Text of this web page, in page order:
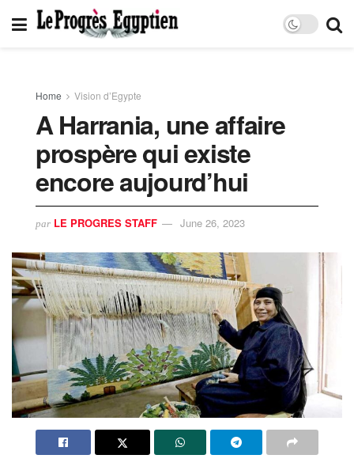
Home Vision d’Egypte
A Harrania, une affaire
prospère qui existe
encore aujourd’hui
par LE PROGRES STAFF June 26, 2023